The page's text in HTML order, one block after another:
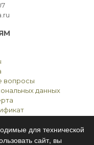
вопросы
данных
для технической
сайт, вы